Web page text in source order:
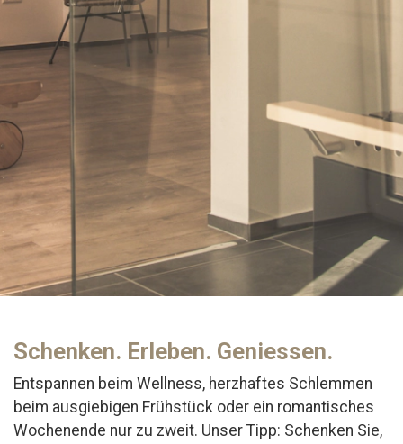
Schenken. Erleben. Geniessen.
Entspannen beim Wellness, herzhaftes Schlemmen
beim ausgiebigen Frühstück oder ein romantisches
Wochenende nur zu zweit. Unser Tipp: Schenken Sie,